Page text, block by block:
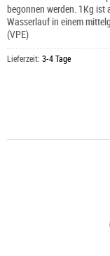
begonnen werden. 1Kg ist
Wasserlauf in einem
(VPE)
Lieferzeit: 3-4 Tage